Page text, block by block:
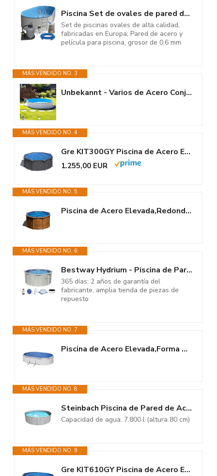
Piscina Set de ovales de pared de acero inoxidable (5,25 m x 3,20 m x 1,20...
Set de piscinas ovales de alta calidad,
fabricadas en Europa; Pared de acero y
película para piscina, grosor de 0,6 mm
MÁS VENDIDO NO. 3
Unbekannt - Varios de Acero Conjunto Piscina de Nuovo 350x120 | 11101
MÁS VENDIDO NO. 4
Gre KIT300GY Piscina de Acero Elevada, Redonda con Aspecto Acero Gris...
1.255,00 EUR
MÁS VENDIDO NO. 5
Piscina de Acero Elevada,Redonda con Aspecto Madera. Piscinas Desmontables...
MÁS VENDIDO NO. 6
Bestway Hydrium - Piscina de Pared de Acero con Filtro de Arena, diámetro...
365 días; 2 años de garantía del
fabricante, amplia tienda de piezas de
repuesto
MÁS VENDIDO NO. 7
Piscina de Acero Elevada,Forma Ovalada con Aspecto Acero Blanco. Piscinas...
MÁS VENDIDO NO. 8
Steinbach Piscina de Pared de Acero New Splasher Secure 011002G – Ø 350...
Capacidad de agua: 7.800 l (altura 80 cm)
MÁS VENDIDO NO. 9
Gre KIT610GY Piscina de Acero Elevada, Ovalada con Aspecto Acero Gris...